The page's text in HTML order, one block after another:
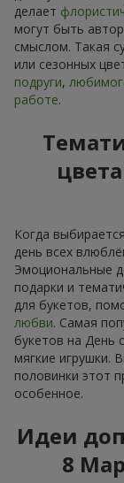
делает
могут быть
смыслом. Такая
или сезонных
подруги,
работе.
Когда
день всех
Эмоциональные
подарки и
для букетов,
любви. Самая
букетов на День
мягкие игрушки.
половинки этот
особенное.
Идеи
8